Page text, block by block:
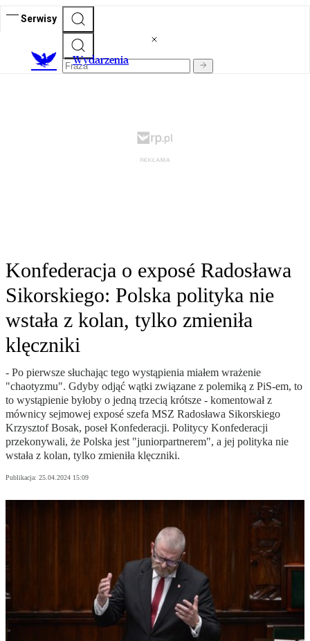
Serwisy
Wydarzenia
Konfederacja o exposé Radosława
Sikorskiego: Polska polityka nie
wstała z kolan, tylko zmieniła
klęczniki
- Po pierwsze słuchając tego wystąpienia miałem wrażenie
"chaotyzmu". Gdyby odjąć wątki związane z polemiką z PiS-em, to
to wystąpienie byłoby o jedną trzecią krótsze - komentował z
mównicy sejmowej exposé szefa MSZ Radosława Sikorskiego
Krzysztof Bosak, poseł Konfederacji. Politycy Konfederacji
przekonywali, że Polska jest "juniorpartnerem", a jej polityka nie
wstała z kolan, tylko zmieniła klęczniki.
Publikacja: 25.04.2024 15:09